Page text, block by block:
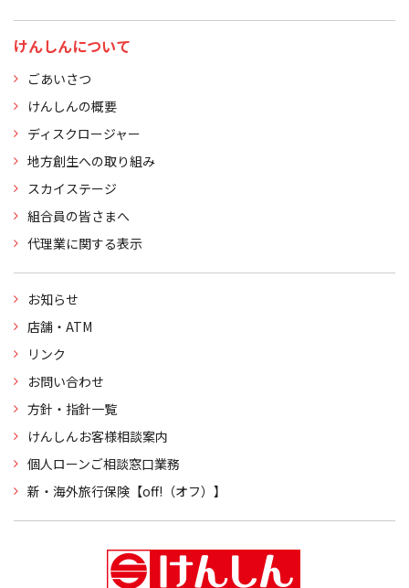
けんしんについて
ごあいさつ
けんしんの概要
ディスクロージャー
地方創生への取り組み
スカイステージ
組合員の皆さまへ
代理業に関する表示
お知らせ
店舗・ATM
リンク
お問い合わせ
方針・指針一覧
けんしんお客様相談案内
個人ローンご相談窓口業務
新・海外旅行保険【off!（オフ）】